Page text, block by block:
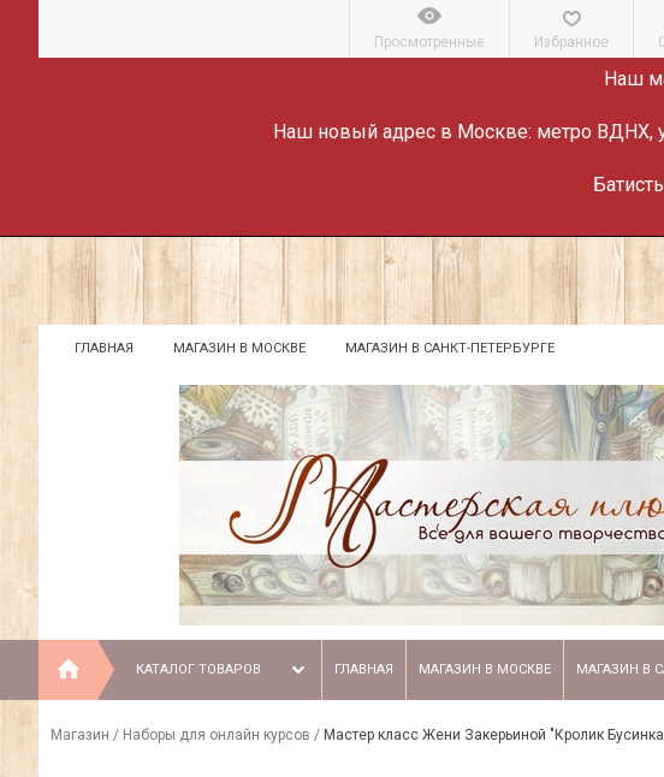
Наш
Наш новый адрес в Москве: метро ВДНХ,
Просмотренные Избранное
ГЛАВНАЯ МАГАЗИН В МОСКВЕ МАГАЗИН В САНКТ-ПЕТЕРБУРГЕ
КАТАЛОГ ТОВАРОВ ГЛАВНАЯ МАГАЗИН В МОСКВЕ МАГАЗИН В
Магазин / Наборы для онлайн курсов / Мастер класс Жени Закерьиной "Кролик